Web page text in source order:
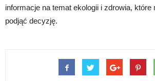
informacje na temat ekologii i zdrowia, które
podjąć decyzję.